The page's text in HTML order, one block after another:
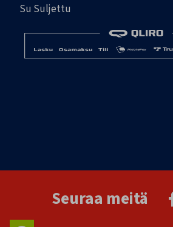
Su Suljettu
Seuraa meitä